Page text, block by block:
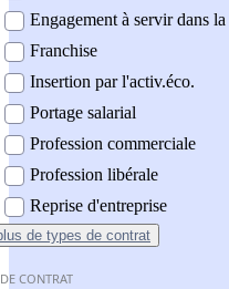
Engagement à servir dans la
Franchise
Insertion par l'activ.éco.
Portage salarial
Profession commerciale
Profession libérale
Reprise d'entreprise
de types de contrat
CONTRAT